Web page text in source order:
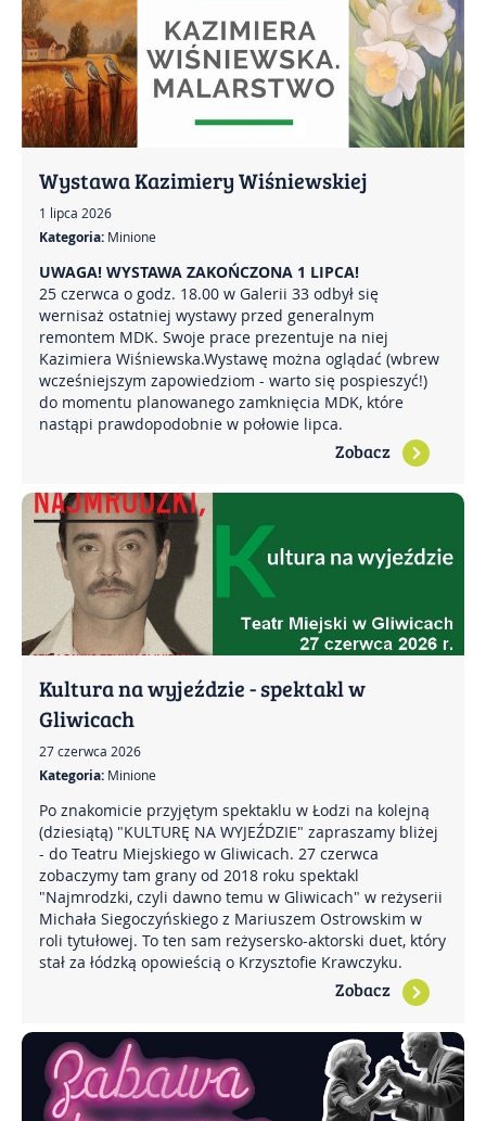
Wystawa Kazimiery Wiśniewskiej
1 lipca 2026
Kategoria: Minione
UWAGA! WYSTAWA ZAKOŃCZONA 1 LIPCA!
25 czerwca o godz. 18.00 w Galerii 33 odbył się
wernisaż ostatniej wystawy przed generalnym
remontem MDK. Swoje prace prezentuje na niej
Kazimiera Wiśniewska.Wystawę można oglądać (wbrew
wcześniejszym zapowiedziom - warto się pospieszyć!)
do momentu planowanego zamknięcia MDK, które
nastąpi prawdopodobnie w połowie lipca.
Zobacz
Kultura na wyjeździe - spektakl w
Gliwicach
27 czerwca 2026
Kategoria: Minione
Po znakomicie przyjętym spektaklu w Łodzi na kolejną
(dziesiątą) "KULTURĘ NA WYJEŹDZIE" zapraszamy bliżej
- do Teatru Miejskiego w Gliwicach. 27 czerwca
zobaczymy tam grany od 2018 roku spektakl
"Najmrodzki, czyli dawno temu w Gliwicach" w reżyserii
Michała Siegoczyńskiego z Mariuszem Ostrowskim w
roli tytułowej. To ten sam reżysersko-aktorski duet, który
stał za łódzką opowieścią o Krzysztofie Krawczyku.
Zobacz